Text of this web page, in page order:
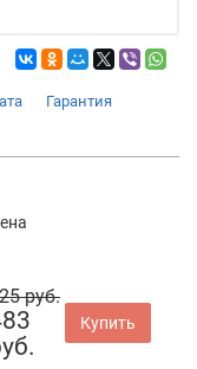
Гарантия
руб.
Купить